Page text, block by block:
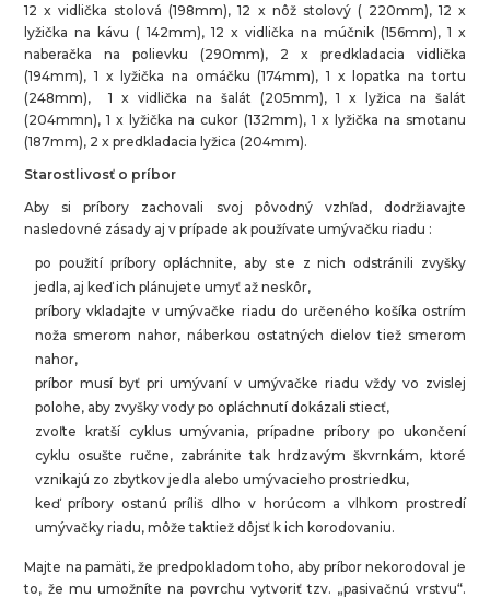
12 x vidlička stolová (198mm), 12 x nôž stolový ( 220mm), 12 x
lyžička na kávu ( 142mm), 12 x vidlička na múčnik (156mm), 1 x
naberačka na polievku (290mm), 2 x predkladacia vidlička
(194mm), 1 x lyžička na omáčku (174mm), 1 x lopatka na tortu
(248mm), 1 x vidlička na šalát (205mm), 1 x lyžica na šalát
(204mmn), 1 x lyžička na cukor (132mm), 1 x lyžička na smotanu
(187mm), 2 x predkladacia lyžica (204mm).
Starostlivosť o príbor
Aby si príbory zachovali svoj pôvodný vzhľad, dodržiavajte
nasledovné zásady aj v prípade ak používate umývačku riadu :
po použití príbory opláchnite, aby ste z nich odstránili zvyšky
jedla, aj keď ich plánujete umyť až neskôr,
príbory vkladajte v umývačke riadu do určeného košíka ostrím
noža smerom nahor, náberkou ostatných dielov tiež smerom
nahor,
príbor musí byť pri umývaní v umývačke riadu vždy vo zvislej
polohe, aby zvyšky vody po opláchnutí dokázali stiecť,
zvoľte kratší cyklus umývania, prípadne príbory po ukončení
cyklu osušte ručne, zabránite tak hrdzavým škvrnkám, ktoré
vznikajú zo zbytkov jedla alebo umývacieho prostriedku,
keď príbory ostanú príliš dlho v horúcom a vlhkom prostredí
umývačky riadu, môže taktiež dôjsť k ich korodovaniu.
Majte na pamäti, že predpokladom toho, aby príbor nekorodoval je
to, že mu umožníte na povrchu vytvoriť tzv. „pasivačnú vrstvu“.